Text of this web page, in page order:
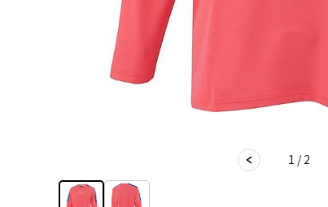
1 / 2